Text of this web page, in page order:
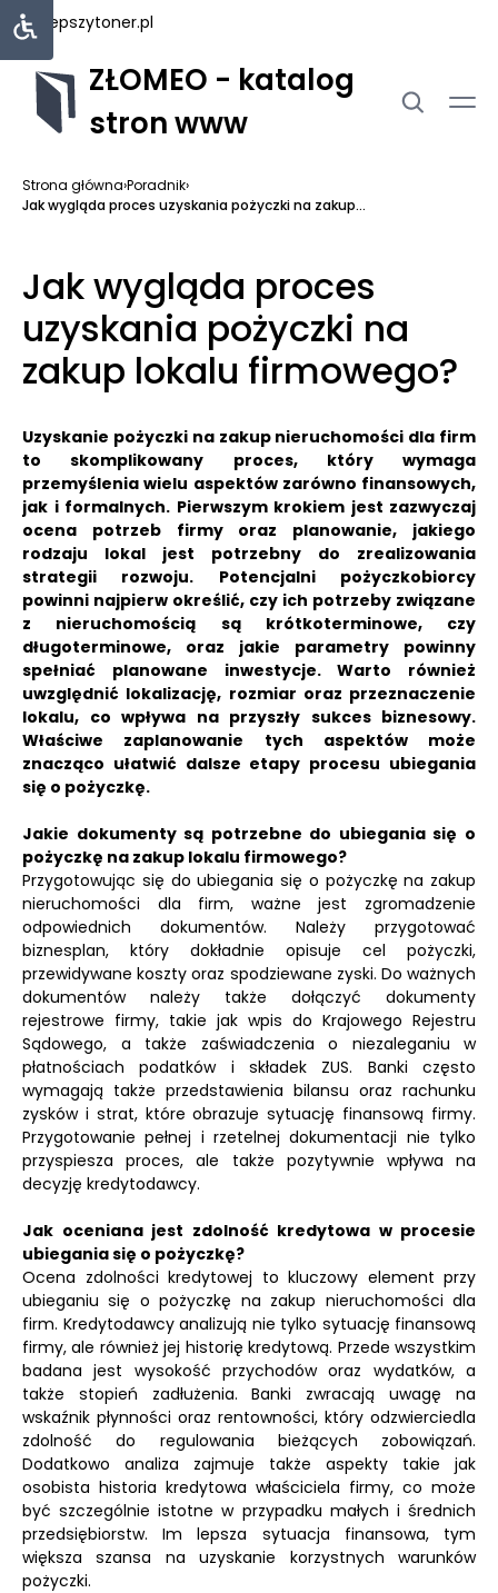
najlepszytoner.pl
ZŁOMEO - katalog
stron www
Strona główna›Poradnik›
Jak wygląda proces uzyskania pożyczki na zakup...
Jak wygląda proces
uzyskania pożyczki na
zakup lokalu firmowego?
Uzyskanie pożyczki na zakup nieruchomości dla firm
to skomplikowany proces, który wymaga
przemyślenia wielu aspektów zarówno finansowych,
jak i formalnych. Pierwszym krokiem jest zazwyczaj
ocena potrzeb firmy oraz planowanie, jakiego
rodzaju lokal jest potrzebny do zrealizowania
strategii rozwoju. Potencjalni pożyczkobiorcy
powinni najpierw określić, czy ich potrzeby związane
z nieruchomością są krótkoterminowe, czy
długoterminowe, oraz jakie parametry powinny
spełniać planowane inwestycje. Warto również
uwzględnić lokalizację, rozmiar oraz przeznaczenie
lokalu, co wpływa na przyszły sukces biznesowy.
Właściwe zaplanowanie tych aspektów może
znacząco ułatwić dalsze etapy procesu ubiegania
się o pożyczkę.
Jakie dokumenty są potrzebne do ubiegania się o
pożyczkę na zakup lokalu firmowego?
Przygotowując się do ubiegania się o pożyczkę na zakup
nieruchomości dla firm, ważne jest zgromadzenie
odpowiednich dokumentów. Należy przygotować
biznesplan, który dokładnie opisuje cel pożyczki,
przewidywane koszty oraz spodziewane zyski. Do ważnych
dokumentów należy także dołączyć dokumenty
rejestrowe firmy, takie jak wpis do Krajowego Rejestru
Sądowego, a także zaświadczenia o niezaleganiu w
płatnościach podatków i składek ZUS. Banki często
wymagają także przedstawienia bilansu oraz rachunku
zysków i strat, które obrazuje sytuację finansową firmy.
Przygotowanie pełnej i rzetelnej dokumentacji nie tylko
przyspiesza proces, ale także pozytywnie wpływa na
decyzję kredytodawcy.
Jak oceniana jest zdolność kredytowa w procesie
ubiegania się o pożyczkę?
Ocena zdolności kredytowej to kluczowy element przy
ubieganiu się o pożyczkę na zakup nieruchomości dla
firm. Kredytodawcy analizują nie tylko sytuację finansową
firmy, ale również jej historię kredytową. Przede wszystkim
badana jest wysokość przychodów oraz wydatków, a
także stopień zadłużenia. Banki zwracają uwagę na
wskaźnik płynności oraz rentowności, który odzwierciedla
zdolność do regulowania bieżących zobowiązań.
Dodatkowo analiza zajmuje także aspekty takie jak
osobista historia kredytowa właściciela firmy, co może
być szczególnie istotne w przypadku małych i średnich
przedsiębiorstw. Im lepsza sytuacja finansowa, tym
większa szansa na uzyskanie korzystnych warunków
pożyczki.